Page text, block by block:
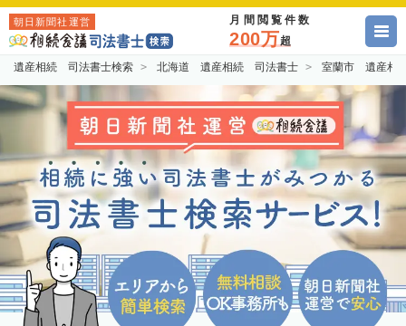
朝日新聞社運営 月間閲覧件数
200万超
遺産相続 司法書士検索 北海道 遺産相続 司法書士 室蘭市 遺産相